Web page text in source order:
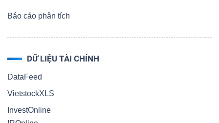
Báo cáo phân tích
DỮ LIỆU TÀI CHÍNH
DataFeed
VietstockXLS
InvestOnline